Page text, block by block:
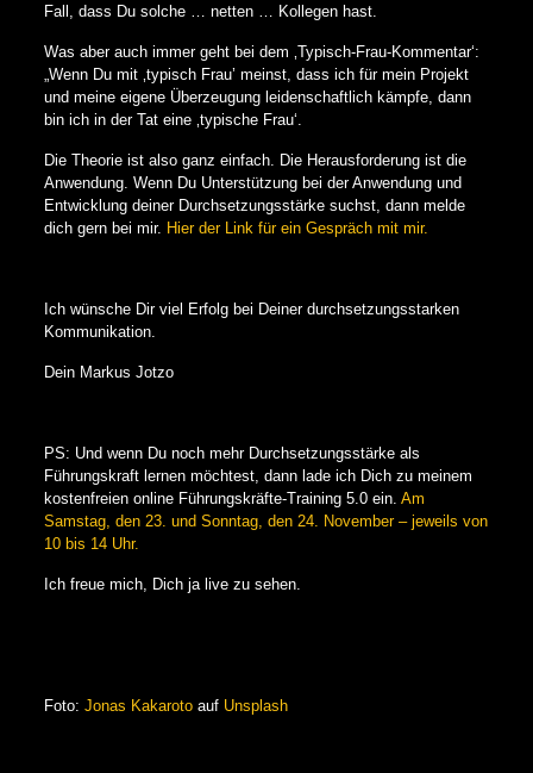
Fall, dass Du solche … netten … Kollegen hast.
Was aber auch immer geht bei dem ‚Typisch-Frau-Kommentar‘:
„Wenn Du mit ‚typisch Frau’ meinst, dass ich für mein Projekt
und meine eigene Überzeugung leidenschaftlich kämpfe, dann
bin ich in der Tat eine ‚typische Frau‘.
Die Theorie ist also ganz einfach. Die Herausforderung ist die
Anwendung. Wenn Du Unterstützung bei der Anwendung und
Entwicklung deiner Durchsetzungsstärke suchst, dann melde
dich gern bei mir. Hier der Link für ein Gespräch mit mir.
Ich wünsche Dir viel Erfolg bei Deiner durchsetzungsstarken
Kommunikation.
Dein Markus Jotzo
PS: Und wenn Du noch mehr Durchsetzungsstärke als
Führungskraft lernen möchtest, dann lade ich Dich zu meinem
kostenfreien online Führungskräfte-Training 5.0 ein. Am
Samstag, den 23. und Sonntag, den 24. November – jeweils von
10 bis 14 Uhr.
Ich freue mich, Dich ja live zu sehen.
Foto: Jonas Kakarotoauf Unsplash